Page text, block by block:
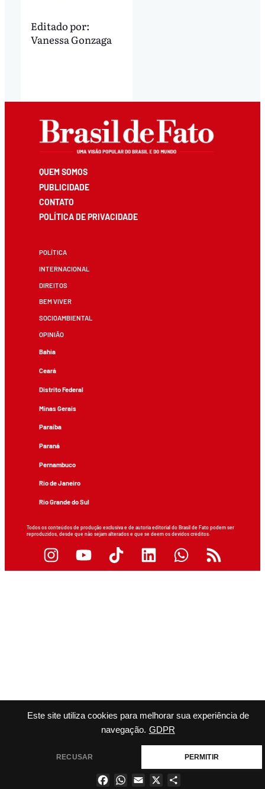
Este site utiliza cookies para melhorar sua experiência de
navegação. GDPR
RECUSAR PERMITIR
Editado por:
Vanessa Gonzaga
QUEM SOMOS
PUBLICIDADE
CONTATO
POLÍTICA DE PRIVACIDADE
POLÍTICA
INTERNACIONAL
DIREITOS
BEM VIVER
SOCIOAMBIENTAL
OPINIÃO
Bahia
Ceará
Distrito Federal
Minas Gerais
Paraíba
Paraná
Pernambuco
Rio de Janeiro
Rio Grande do Sul
Todos os conteúdos de produção exclusiva e de autoria editorial do Brasil de Fato podem ser
reproduzidos, desde que não sejam alterados e que se deem os devidos créditos.
FacebookWhatsApp
Email